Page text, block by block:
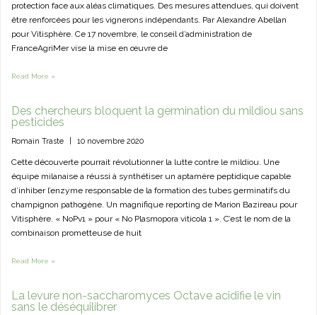
protection face aux aléas climatiques. Des mesures attendues, qui doivent
être renforcées pour les vignerons indépendants. Par Alexandre Abellan
pour Vitisphère. Ce 17 novembre, le conseil d’administration de
FranceAgriMer vise la mise en œuvre de
Read More »
Des chercheurs bloquent la germination du mildiou sans
pesticides
Romain Traste 10 novembre 2020
Cette découverte pourrait révolutionner la lutte contre le mildiou. Une
équipe milanaise a réussi à synthétiser un aptamère peptidique capable
d’inhiber l’enzyme responsable de la formation des tubes germinatifs du
champignon pathogène. Un magnifique reporting de Marion Bazireau pour
Vitisphère. « NoPv1 » pour « No Plasmopora viticola 1 ». C’est le nom de la
combinaison prometteuse de huit
Read More »
La levure non-saccharomyces Octave acidifie le vin
sans le déséquilibrer